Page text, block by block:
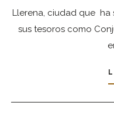
Llerena, ciudad que
sus tesoros como